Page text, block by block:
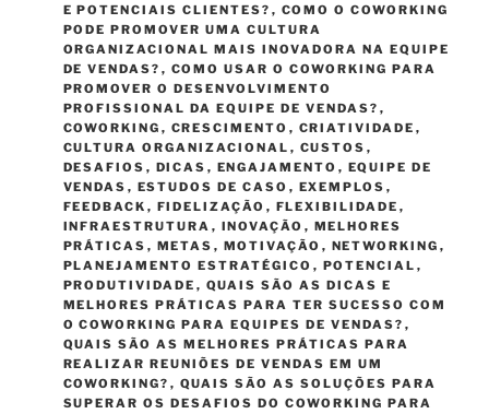
E POTENCIAIS CLIENTES? , COMO O COWORKING
PODE PROMOVER UMA CULTURA
ORGANIZACIONAL MAIS INOVADORA NA EQUIPE
DE VENDAS? , COMO USAR O COWORKING PARA
PROMOVER O DESENVOLVIMENTO
PROFISSIONAL DA EQUIPE DE VENDAS? ,
COWORKING , CRESCIMENTO , CRIATIVIDADE ,
CULTURA ORGANIZACIONAL , CUSTOS ,
DESAFIOS , DICAS , ENGAJAMENTO , EQUIPE DE
VENDAS , ESTUDOS DE CASO , EXEMPLOS ,
FEEDBACK , FIDELIZAÇÃO , FLEXIBILIDADE ,
INFRAESTRUTURA , INOVAÇÃO , MELHORES
PRÁTICAS , METAS , MOTIVAÇÃO , NETWORKING ,
PLANEJAMENTO ESTRATÉGICO , POTENCIAL ,
PRODUTIVIDADE , QUAIS SÃO AS DICAS E
MELHORES PRÁTICAS PARA TER SUCESSO COM
O COWORKING PARA EQUIPES DE VENDAS? ,
QUAIS SÃO AS MELHORES PRÁTICAS PARA
REALIZAR REUNIÕES DE VENDAS EM UM
COWORKING? , QUAIS SÃO AS SOLUÇÕES PARA
SUPERAR OS DESAFIOS DO COWORKING PARA